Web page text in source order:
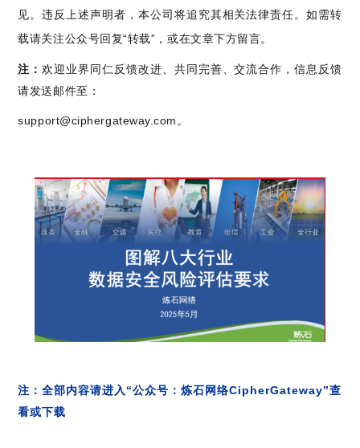
见。违反上述声明者，本公司将追究其相关法律责任。如需转
载请关注公众号回复“转载”，或在文章下方留言。
注：欢迎业界同仁反馈改进、共同完善、交流合作，信息反馈
请发送邮件至：
support@ciphergateway.com。
注：全部内容请进入“公众号：炼石网络CipherGateway”查
看或下载